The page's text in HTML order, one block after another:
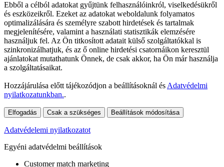
Ebből a célból adatokat gyűjtünk felhasználóinkról, viselkedésükről
és eszközeikről. Ezeket az adatokat weboldalunk folyamatos
optimalizálására és személyre szabott hirdetések és tartalmak
megjelenítésére, valamint a használati statisztikák elemzésére
használjuk fel. Az Ön titkosított adatait külső szolgáltatókkal is
szinkronizálhatjuk, és az ő online hirdetési csatornáikon keresztül
ajánlatokat mutathatunk Önnek, de csak akkor, ha Ön már használja
a szolgáltatásaikat.
Hozzájárulása előtt tájékozódjon a beállításoknál és Adatvédelmi
nyilatkozatunkban..
Elfogadás Csak a szükséges Beállítások módosítása
Adatvédelemi nyilatkozatot
Egyéni adatvédelmi beállítások
Customer match marketing